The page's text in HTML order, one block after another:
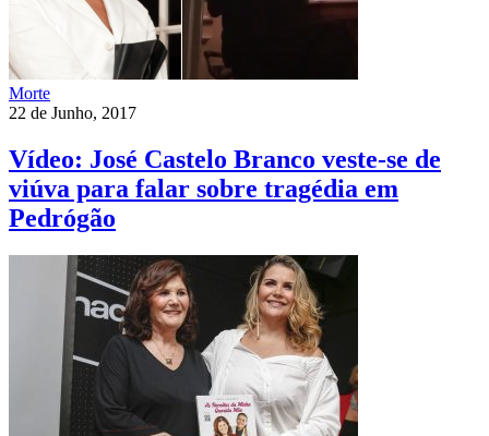
Morte
22 de Junho, 2017
Vídeo: José Castelo Branco veste-se de
viúva para falar sobre tragédia em
Pedrógão